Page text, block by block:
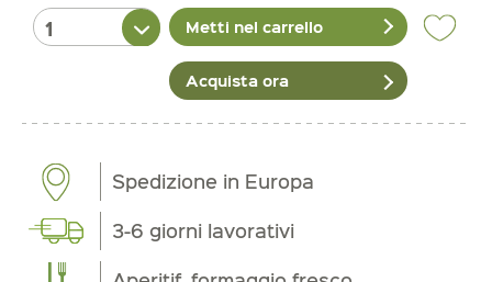
Metti nel carrello
Acquista ora
Spedizione in Europa
3-6 giorni lavorativi